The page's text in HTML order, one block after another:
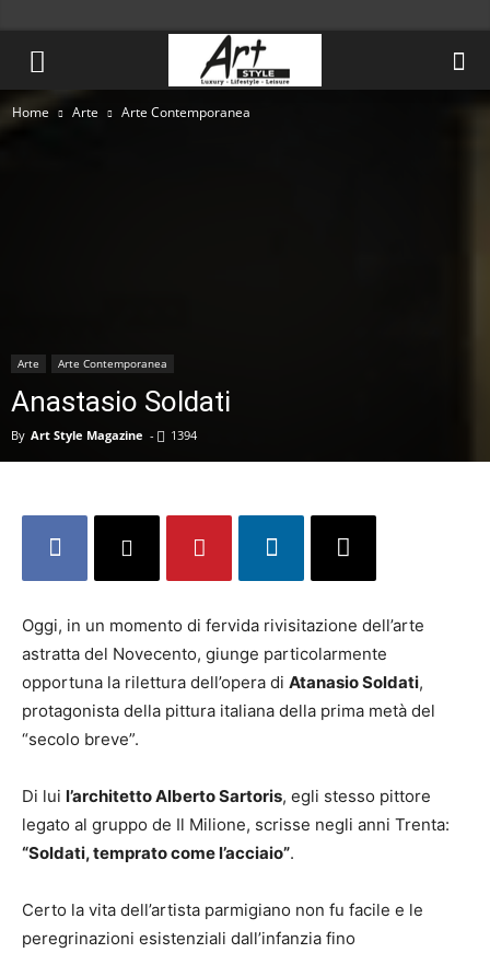
Home Arte Arte Contemporanea
Arte Arte Contemporanea
Anastasio Soldati
By Art Style Magazine - 1394
Oggi, in un momento di fervida rivisitazione dell’arte
astratta del Novecento, giunge particolarmente
opportuna la rilettura dell’opera di Atanasio Soldati,
protagonista della pittura italiana della prima metà del
“secolo breve”.
Di lui l’architetto Alberto Sartoris, egli stesso pittore
legato al gruppo de Il Milione, scrisse negli anni Trenta:
“Soldati, temprato come l’acciaio”.
Certo la vita dell’artista parmigiano non fu facile e le
peregrinazioni esistenziali dall’infanzia fino